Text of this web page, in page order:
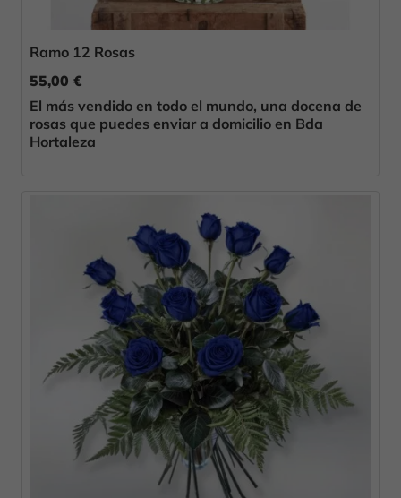
Ramo 12 Rosas
55,00 €
El más vendido en todo el mundo, una docena de
rosas que puedes enviar a domicilio en Bda
Hortaleza